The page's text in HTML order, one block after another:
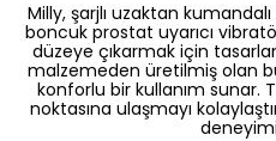
Milly, şarjlı uzaktan
boncuk prostat uyarıcı
düzeye çıkarmak için
malzemeden üretilmiş olan
konforlu bir kullanım sunar.
noktasına ulaşmayı